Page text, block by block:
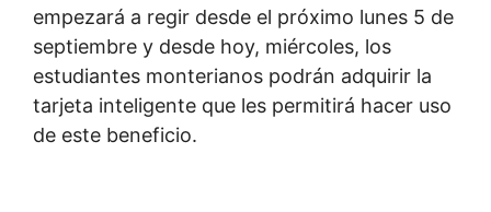
empezará a regir desde el próximo lunes 5 de
septiembre y desde hoy, miércoles, los
estudiantes monterianos podrán adquirir la
tarjeta inteligente que les permitirá hacer uso
de este beneficio.